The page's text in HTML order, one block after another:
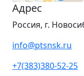
Адрес
Россия, г.
info@ptsnsk.ru
+7(383)380-52-25